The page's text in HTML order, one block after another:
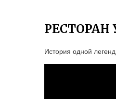
История одной